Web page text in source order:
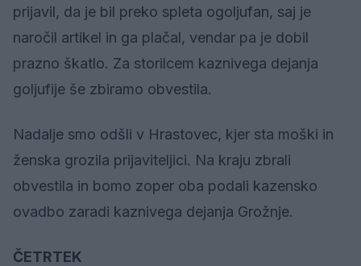
prijavil, da je bil preko spleta ogoljufan, saj je
naročil artikel in ga plačal, vendar pa je dobil
prazno škatlo. Za storilcem kaznivega dejanja
goljufije še zbiramo obvestila.
Nadalje smo odšli v Hrastovec, kjer sta moški in
ženska grozila prijaviteljici. Na kraju zbrali
obvestila in bomo zoper oba podali kazensko
ovadbo zaradi kaznivega dejanja Grožnje.
ČETRTEK